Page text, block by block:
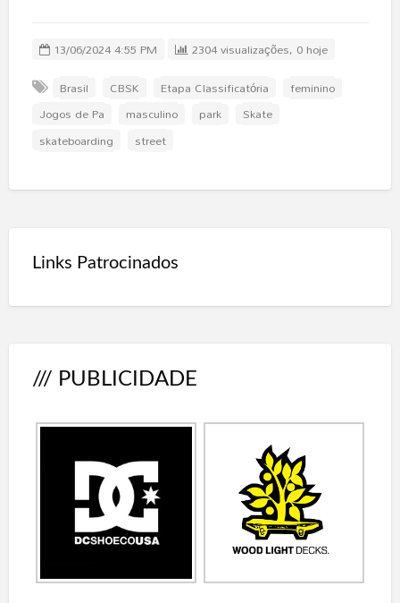
13/06/2024 4:55 PM
2304 visualizações, 0 hoje
Brasil
CBSK Etapa Classificatória
feminino
Jogos de Pa
masculino park
Skate
skateboarding
street
Links Patrocinados
/// PUBLICIDADE